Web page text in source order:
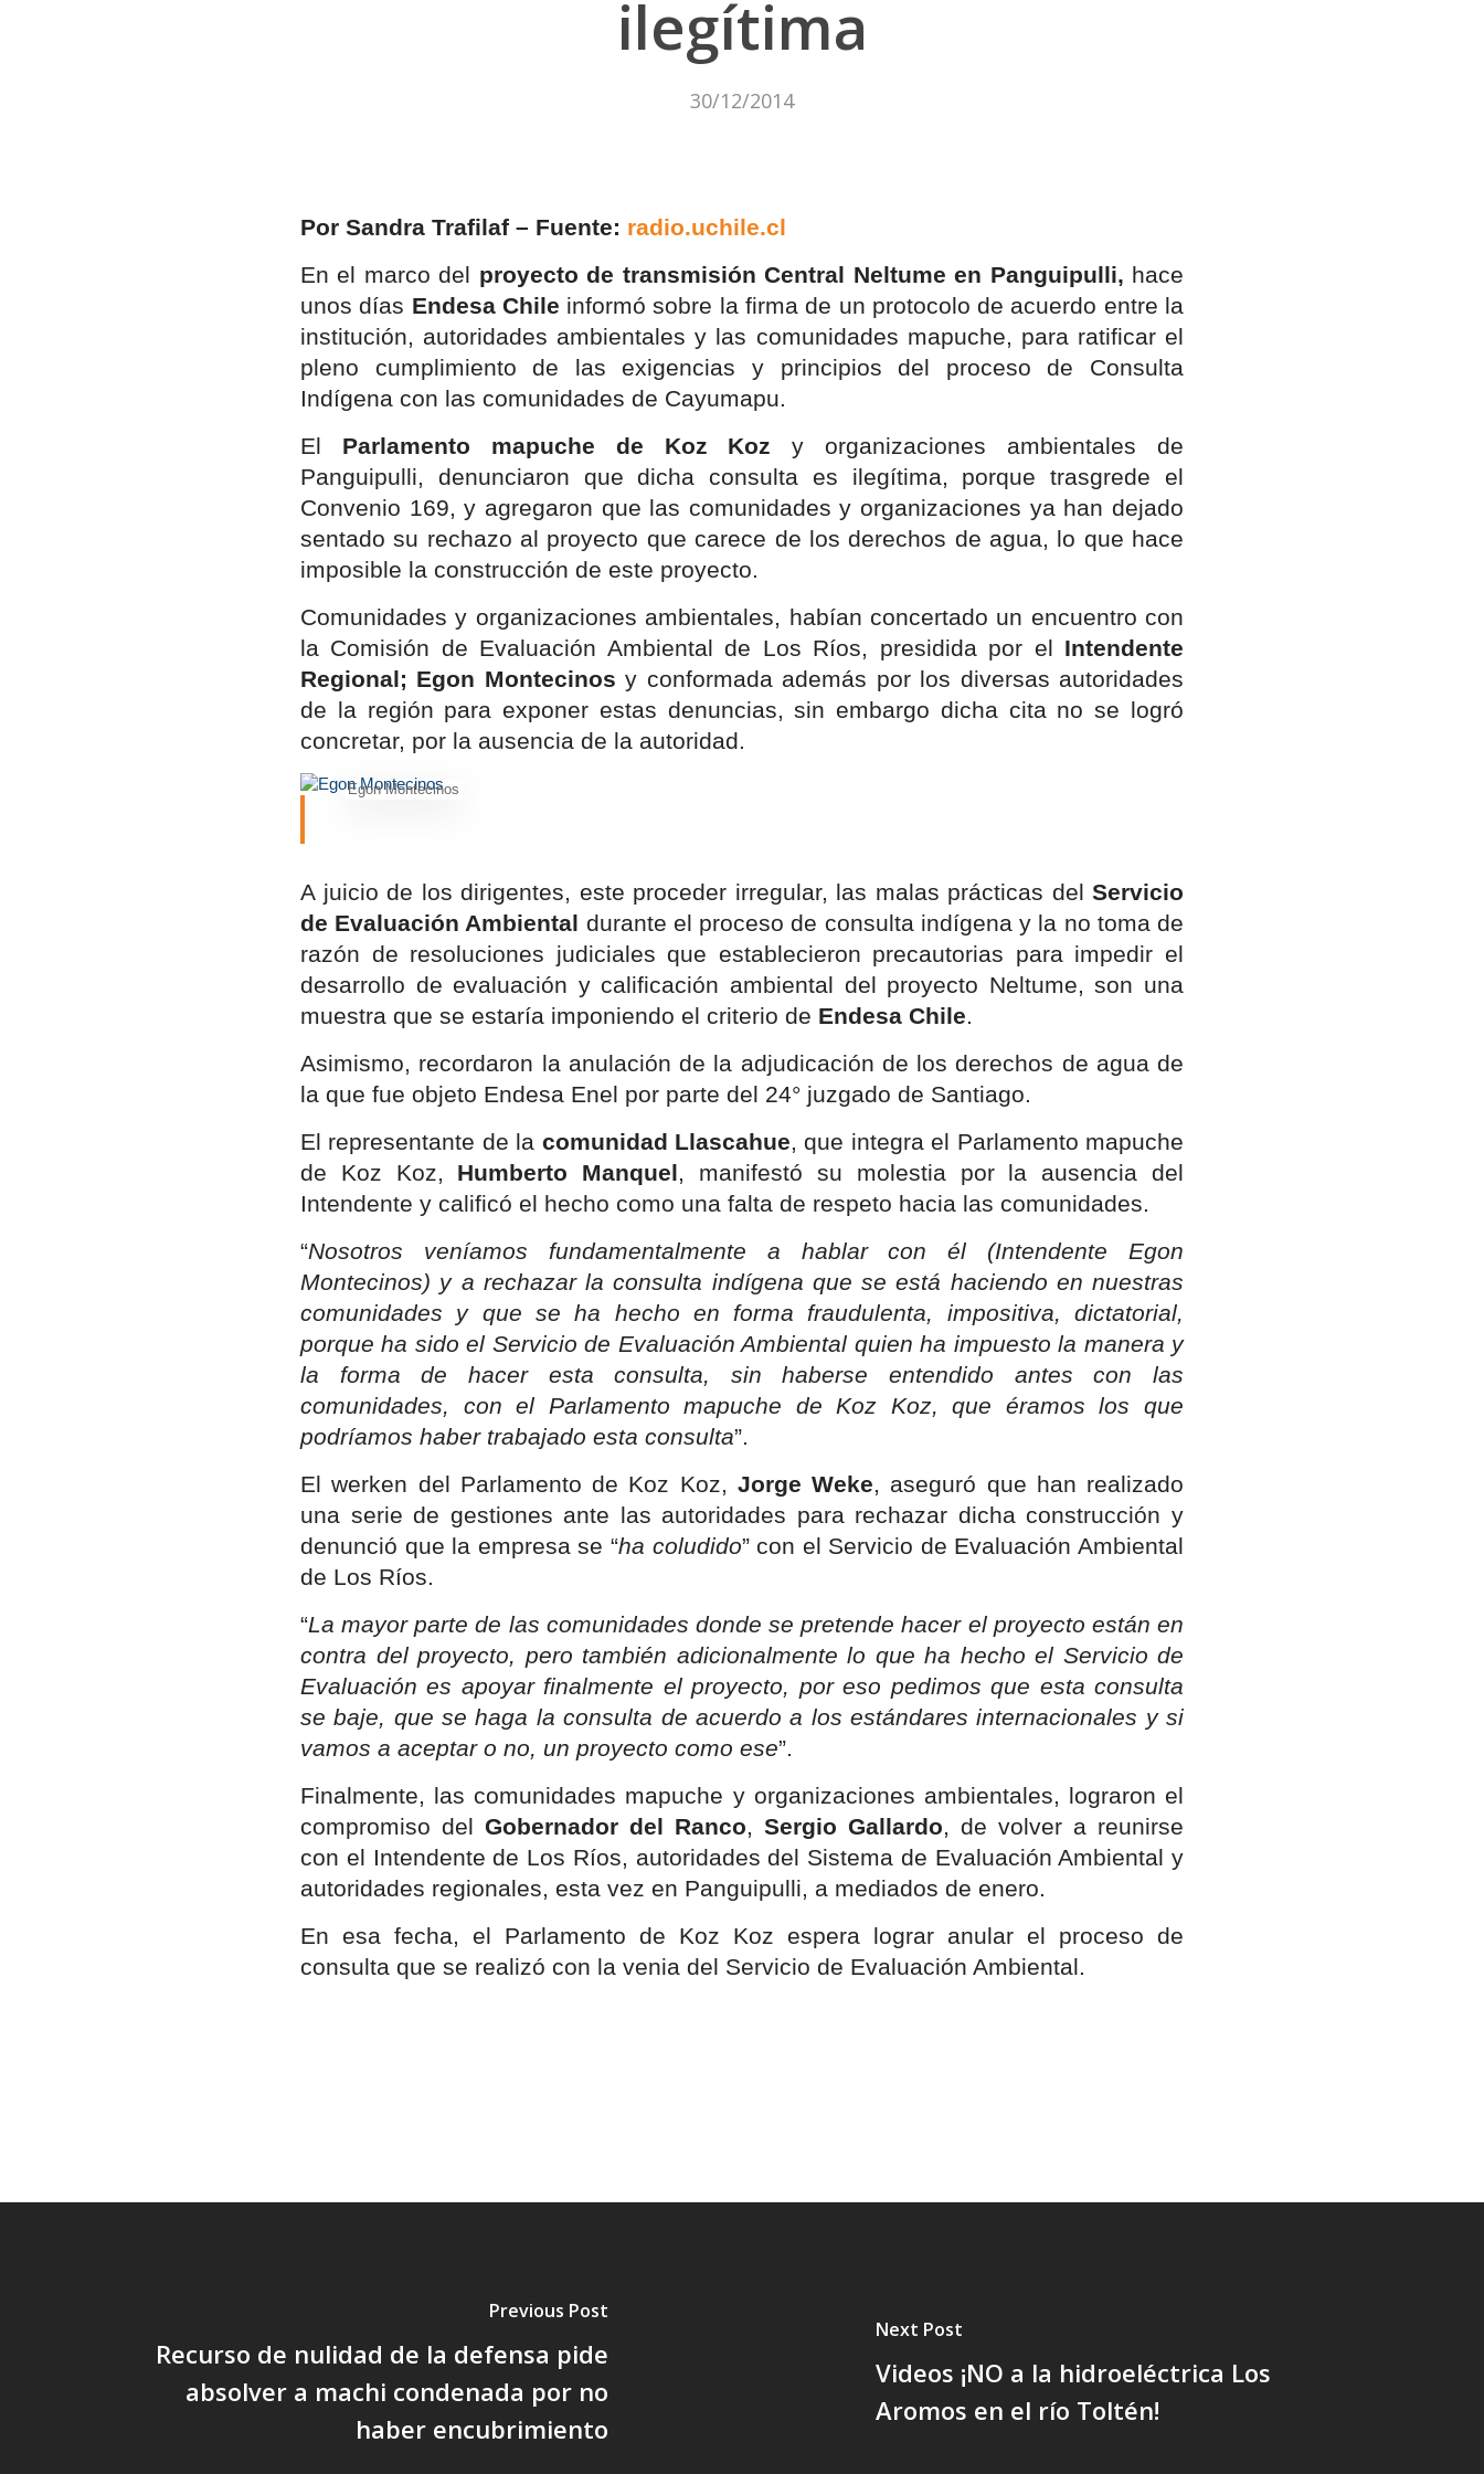
Hit enter to search or ESC to close
ilegítima
30/12/2014
Por Sandra Trafilaf – Fuente: radio.uchile.cl
En el marco del proyecto de transmisión Central Neltume en Panguipulli, hace
unos días Endesa Chile informó sobre la firma de un protocolo de acuerdo entre la
institución, autoridades ambientales y las comunidades mapuche, para ratificar el
pleno cumplimiento de las exigencias y principios del proceso de Consulta
Indígena con las comunidades de Cayumapu.
El Parlamento mapuche de Koz Koz y organizaciones ambientales de
Panguipulli, denunciaron que dicha consulta es ilegítima, porque trasgrede el
Convenio 169, y agregaron que las comunidades y organizaciones ya han dejado
sentado su rechazo al proyecto que carece de los derechos de agua, lo que hace
imposible la construcción de este proyecto.
Comunidades y organizaciones ambientales, habían concertado un encuentro con
la Comisión de Evaluación Ambiental de Los Ríos, presidida por el Intendente
Regional; Egon Montecinos y conformada además por los diversas autoridades
de la región para exponer estas denuncias, sin embargo dicha cita no se logró
concretar, por la ausencia de la autoridad.
Egon Montecinos
A juicio de los dirigentes, este proceder irregular, las malas prácticas del Servicio
de Evaluación Ambiental durante el proceso de consulta indígena y la no toma de
razón de resoluciones judiciales que establecieron precautorias para impedir el
desarrollo de evaluación y calificación ambiental del proyecto Neltume, son una
muestra que se estaría imponiendo el criterio de Endesa Chile.
Asimismo, recordaron la anulación de la adjudicación de los derechos de agua de
la que fue objeto Endesa Enel por parte del 24° juzgado de Santiago.
El representante de la comunidad Llascahue, que integra el Parlamento mapuche
de Koz Koz, Humberto Manquel, manifestó su molestia por la ausencia del
Intendente y calificó el hecho como una falta de respeto hacia las comunidades.
“Nosotros veníamos fundamentalmente a hablar con él (Intendente Egon
Montecinos) y a rechazar la consulta indígena que se está haciendo en nuestras
comunidades y que se ha hecho en forma fraudulenta, impositiva, dictatorial,
porque ha sido el Servicio de Evaluación Ambiental quien ha impuesto la manera y
la forma de hacer esta consulta, sin haberse entendido antes con las
comunidades, con el Parlamento mapuche de Koz Koz, que éramos los que
podríamos haber trabajado esta consulta”.
El werken del Parlamento de Koz Koz, Jorge Weke, aseguró que han realizado
una serie de gestiones ante las autoridades para rechazar dicha construcción y
denunció que la empresa se “ha coludido” con el Servicio de Evaluación Ambiental
de Los Ríos.
“La mayor parte de las comunidades donde se pretende hacer el proyecto están en
contra del proyecto, pero también adicionalmente lo que ha hecho el Servicio de
Evaluación es apoyar finalmente el proyecto, por eso pedimos que esta consulta
se baje, que se haga la consulta de acuerdo a los estándares internacionales y si
vamos a aceptar o no, un proyecto como ese”.
Finalmente, las comunidades mapuche y organizaciones ambientales, lograron el
compromiso del Gobernador del Ranco, Sergio Gallardo, de volver a reunirse
con el Intendente de Los Ríos, autoridades del Sistema de Evaluación Ambiental y
autoridades regionales, esta vez en Panguipulli, a mediados de enero.
En esa fecha, el Parlamento de Koz Koz espera lograr anular el proceso de
consulta que se realizó con la venia del Servicio de Evaluación Ambiental.
Previous Post
Recurso de nulidad de la defensa pide
absolver a machi condenada por no
haber encubrimiento
Next Post
Videos ¡NO a la hidroeléctrica Los
Aromos en el río Toltén!